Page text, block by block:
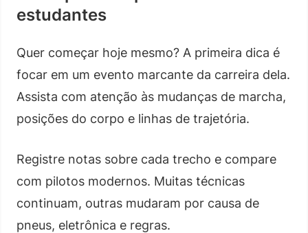
estudantes
Quer começar hoje mesmo? A primeira dica é
focar em um evento marcante da carreira dela.
Assista com atenção às mudanças de marcha,
posições do corpo e linhas de trajetória.
Registre notas sobre cada trecho e compare
com pilotos modernos. Muitas técnicas
continuam, outras mudaram por causa de
pneus, eletrônica e regras.